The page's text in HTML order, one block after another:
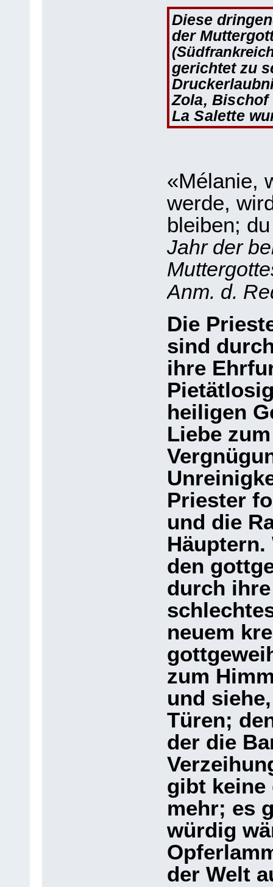
Diese
der
gerichtet zu
Zola, Bischof
La Salette
«Mélanie,
werde,
bleiben;
Jahr der
Anm. d.
Die
sind
ihre
heiligen
Liebe
Priester
und die
Häuptern.
den
durch
neuem
zum
und
Türen;
der die
gibt keine
mehr; es
würdig
der Welt